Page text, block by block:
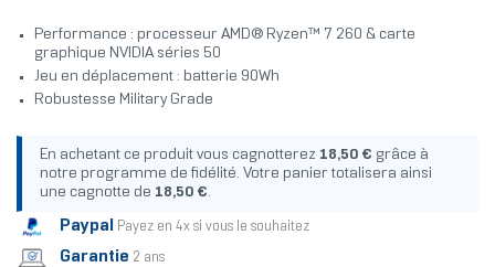
Performance : processeur AMD® Ryzen™ 7 260 & carte
graphique NVIDIA séries 50
Jeu en déplacement : batterie 90Wh
Robustesse Military Grade
En achetant ce produit vous cagnotterez 18,50 € grâce à
notre programme de fidélité. Votre panier totalisera ainsi
une cagnotte de 18,50 €
Paypal Payez en 4x si vous le souhaitez
Garantie 2 ans